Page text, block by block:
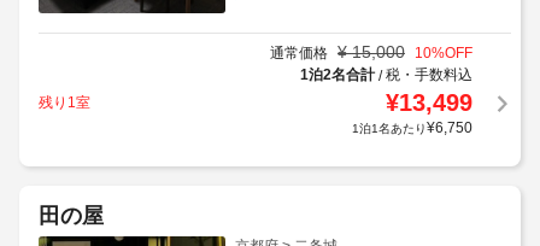
通常価格 ¥ 15,000 10%OFF
1泊2名合計/税・手数料込
残り1室
¥13,499
1泊1名あたり¥6,750
田の屋